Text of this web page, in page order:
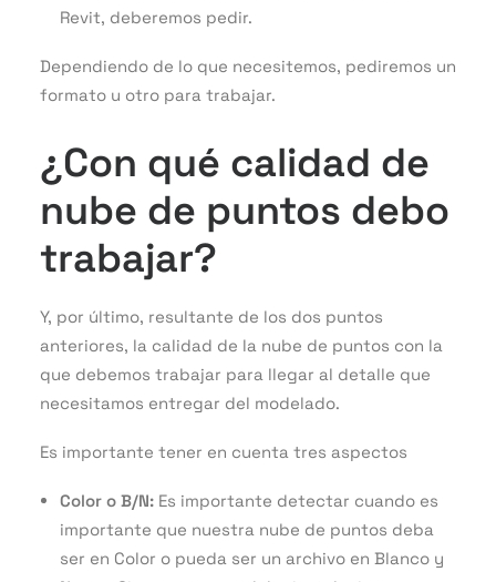
Revit, deberemos pedir.
Dependiendo de lo que necesitemos, pediremos un
formato u otro para trabajar.
¿Con qué calidad de
nube de puntos debo
trabajar?
Y, por último, resultante de los dos puntos
anteriores, la calidad de la nube de puntos con la
que debemos trabajar para llegar al detalle que
necesitamos entregar del modelado.
Es importante tener en cuenta tres aspectos
Color o B/N: Es importante detectar cuando es
importante que nuestra nube de puntos deba
ser en Color o pueda ser un archivo en Blanco y